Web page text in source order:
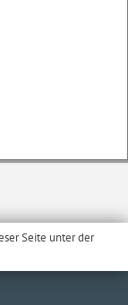
Seite unter der